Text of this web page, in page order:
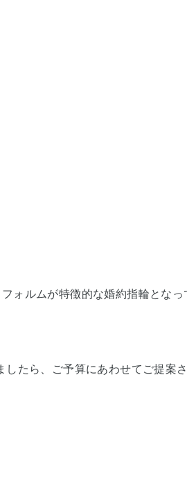
ォルムが特徴的な婚約指輪となっ
したら、ご予算にあわせてご提案